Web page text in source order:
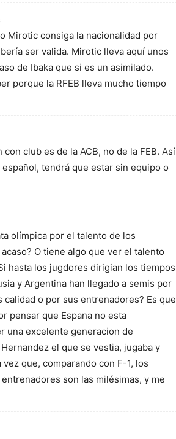
Mirotic consiga la nacionalidad por
ser valida. Mirotic lleva aquí unos
de Ibaka que si es un asimilado.
porque la RFEB lleva mucho tiempo
club es de la ACB, no de la FEB. Así
tendrá que estar sin equipo o
olímpica por el talento de los
O tiene algo que ver el talento
hasta los jugdores dirigian los tiempos
y Argentina han llegado a semis por
o por sus entrenadores? Es que
pensar que Espana no esta
una excelente generacion de
el que se vestia, jugaba y
que, comparando con F-1, los
son las milésimas, y me